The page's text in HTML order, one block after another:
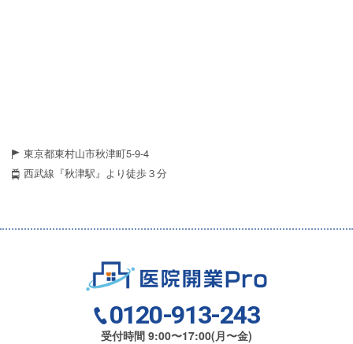
東京都東村山市秋津町5-9-4
西武線『秋津駅』より徒歩３分
0120-913-243
受付時間 9:00〜17:00(月〜金)